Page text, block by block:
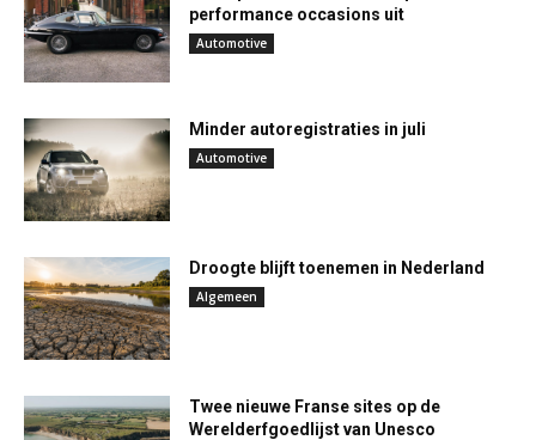
performance occasions uit
Automotive
Minder autoregistraties in juli
Automotive
Droogte blijft toenemen in Nederland
Algemeen
Twee nieuwe Franse sites op de
Werelderfgoedlijst van Unesco